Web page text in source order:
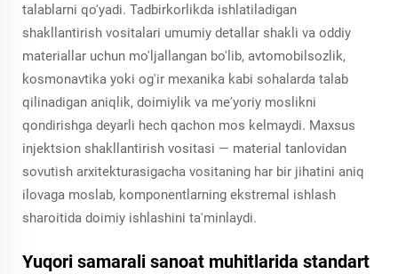
talablarni qo'yadi. Tadbirkorlikda ishlatiladigan
shakllantirish vositalari umumiy detallar shakli va oddiy
materiallar uchun mo'ljallangan bo'lib, avtomobilsozlik,
kosmonavtika yoki og'ir mexanika kabi sohalarda talab
qilinadigan aniqlik, doimiylik va me'yoriy moslikni
qondirishga deyarli hech qachon mos kelmaydi. Maxsus
injektsion shakllantirish vositasi — material tanlovidan
sovutish arxitekturasigacha vositaning har bir jihatini aniq
ilovaga moslab, komponentlarning ekstremal ishlash
sharoitida doimiy ishlashini ta'minlaydi.
Yuqori samarali sanoat muhitlarida standart